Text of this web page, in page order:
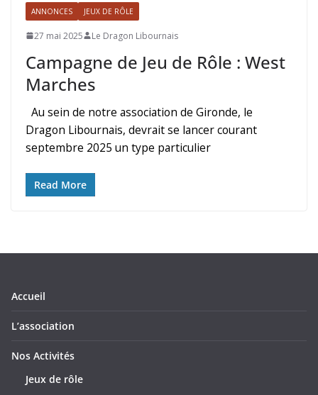
ANNONCES JEUX DE RÔLE
27 mai 2025 Le Dragon Libournais
Campagne de Jeu de Rôle : West
Marches
Au sein de notre association de Gironde, le
Dragon Libournais, devrait se lancer courant
septembre 2025 un type particulier
Read More
Accueil
L’association
Nos Activités
Jeux de rôle